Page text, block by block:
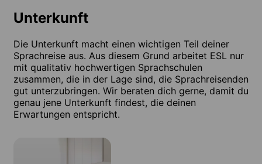
Unterkunft
Die Unterkunft macht einen wichtigen Teil deiner
Sprachreise aus. Aus diesem Grund arbeitet ESL nur
mit qualitativ hochwertigen Sprachschulen
zusammen, die in der Lage sind, die Sprachreisenden
gut unterzubringen. Wir beraten dich gerne, damit du
genau jene Unterkunft findest, die deinen
Erwartungen entspricht.